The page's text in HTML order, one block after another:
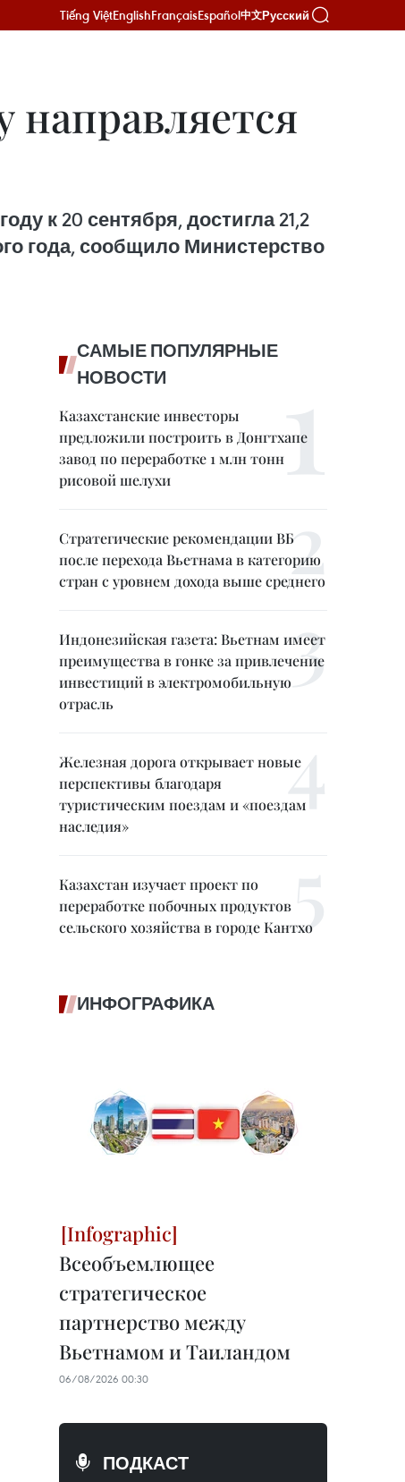
Tiếng ViệtEnglishFrançaisEspañol中文Русский
к 20 сентября, достигла 21,2
года, сообщило Министерство
САМЫЕ ПОПУЛЯРНЫЕ
НОВОСТИ
Казахстанские инвесторы
предложили построить в Донгтхапе
завод по переработке 1 млн тонн
рисовой шелухи
Стратегические рекомендации ВБ
после перехода Вьетнама в категорию
стран с уровнем дохода выше среднего
Индонезийская газета: Вьетнам имеет
преимущества в гонке за привлечение
инвестиций в электромобильную
отрасль
Железная дорога открывает новые
перспективы благодаря
туристическим поездам и «поездам
наследия»
Казахстан изучает проект по
переработке побочных продуктов
сельского хозяйства в городе Кантхо
ИНФОГРАФИКА
Всеобъемлющее
стратегическое
партнерство между
Вьетнамом и Таиландом
06/08/2026 00:30
ПОДКАСТ